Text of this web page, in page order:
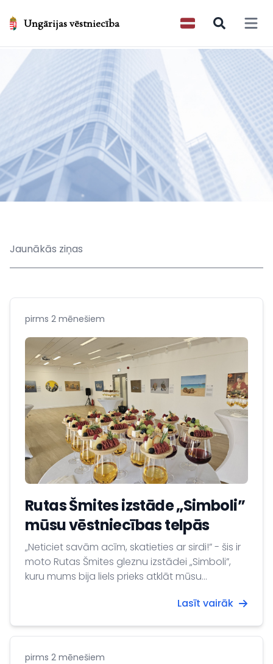
Ungārijas vēstniecība Open
Jaunākās ziņas
pirms 2 mēnešiem
Rutas Šmites izstāde „Simboli”
mūsu vēstniecības telpās
„Neticiet savām acīm, skatieties ar sirdi!” - šis ir
moto Rutas Šmites gleznu izstādei „Simboli”,
kuru mums bija liels prieks atklāt mūsu
Lasīt vairāk
pirms 2 mēnešiem